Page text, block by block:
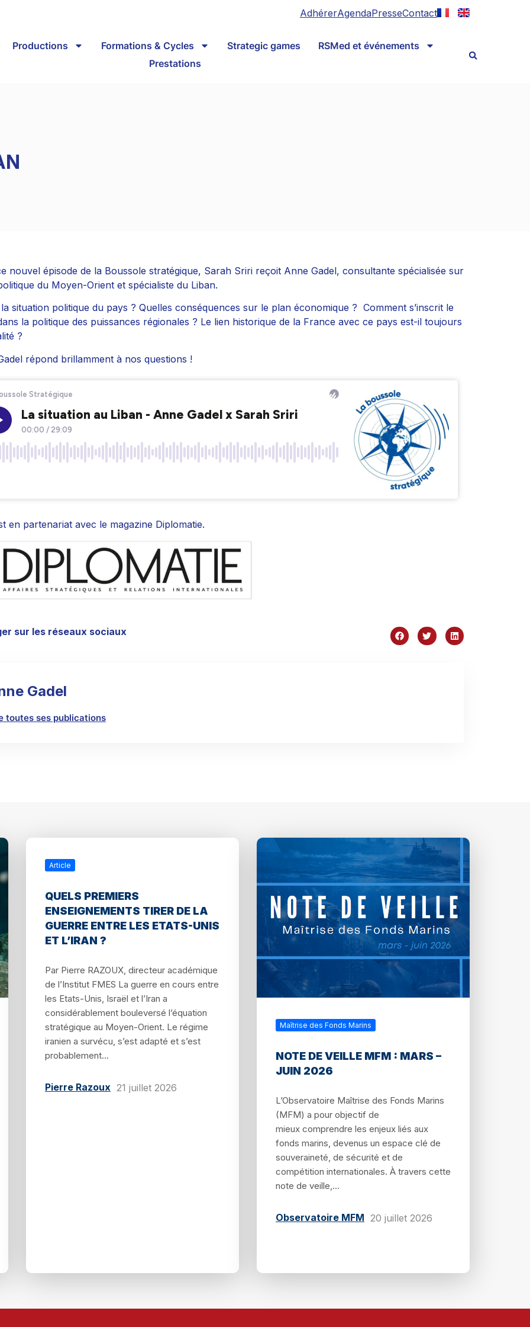
AdhérerAgendaPresseContact
Productions Formations & Cycles Strategic games
RSMed et événements
Prestations
nouvel épisode de la Boussole stratégique, Sarah Sriri reçoit Anne Gadel, consultante spécialisée sur
du Moyen-Orient et spécialiste du Liban.
situation politique du pays ? Quelles conséquences sur le plan économique ? Comment s’inscrit le
la politique des puissances régionales ? Le lien historique de la France avec ce pays est-il toujours
?
répond brillamment à nos questions !
en partenariat avec le magazine Diplomatie.
sur les réseaux sociaux
Gadel
toutes ses publications
Article
QUELS PREMIERS
ENSEIGNEMENTS TIRER DE LA
GUERRE ENTRE LES ETATS-UNIS
ET L’IRAN ?
Par Pierre RAZOUX, directeur académique
de l’Institut FMES La guerre en cours entre
les Etats-Unis, Israël et l’Iran a
considérablement bouleversé l’équation
stratégique au Moyen-Orient. Le régime
iranien a survécu, s’est adapté et s’est
probablement...
Pierre Razoux 21 juillet 2026
Maîtrise des Fonds Marins
NOTE DE VEILLE MFM : MARS –
JUIN 2026
L’Observatoire Maîtrise des Fonds Marins
(MFM) a pour objectif de
mieux comprendre les enjeux liés aux
fonds marins, devenus un espace clé de
souveraineté, de sécurité et de
compétition internationales. À travers cette
note de veille,...
Observatoire MFM 20 juillet 2026